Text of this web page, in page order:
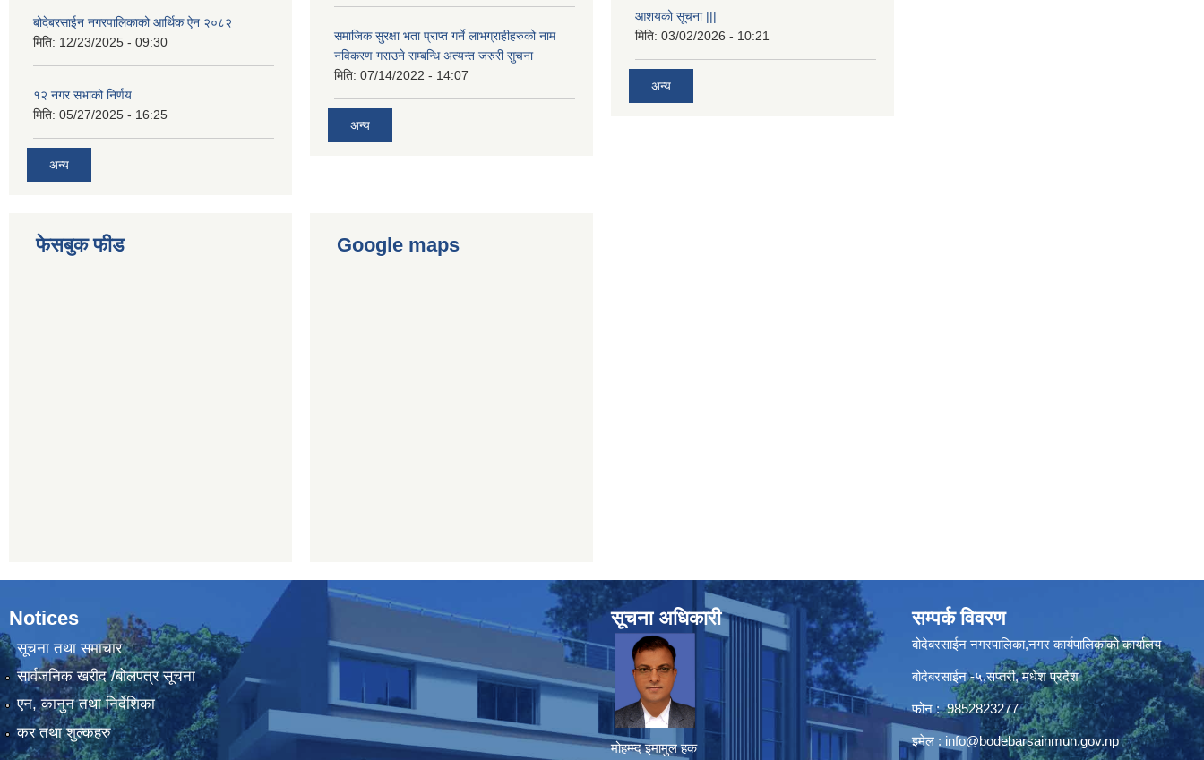
बोदेबरसाईन नगरपालिकाको आर्थिक ऐन २०८२
मिति: 12/23/2025 - 09:30
१२ नगर सभाको निर्णय
मिति: 05/27/2025 - 16:25
अन्य
समाजिक सुरक्षा भता प्राप्त गर्ने लाभग्राहीहरुको नाम
नविकरण गराउने सम्बन्धि अत्यन्त जरुरी सुचना
मिति: 07/14/2022 - 14:07
अन्य
आशयको सूचना |||
मिति: 03/02/2026 - 10:21
अन्य
फेसबुक फीड Google maps
Notices
सूचना तथा समाचार
सार्वजनिक खरीद /बोलपत्र सूचना
एन, कानुन तथा निर्देशिका
कर तथा शुल्कहरु
सूचना अधिकारी
मोहम्म्द इमामुल हक
सम्पर्क विवरण
बोदेबरसाईन नगरपालिका,नगर कार्यपालिकाको कार्यालय
बोदेबरसाईन -५,सप्तरी, मधेश प्रदेश
फोन : 9852823277
इमेल : info@bodebarsainmun.gov.np